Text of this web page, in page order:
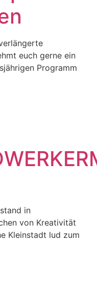
euch gerne ein
Programm
in
von Kreativität
Kleinstadt lud zum